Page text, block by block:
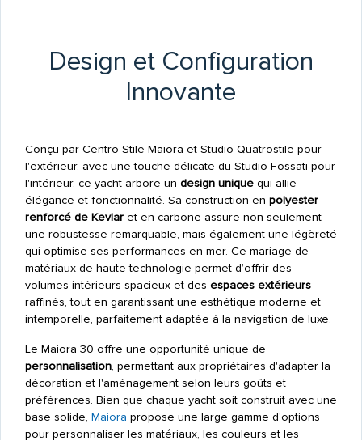
Design et Configuration
Innovante
Conçu par Centro Stile Maiora et Studio Quatrostile pour
l'extérieur, avec une touche délicate du Studio Fossati pour
l'intérieur, ce yacht arbore un design uniquequi allie
élégance et fonctionnalité. Sa construction en polyester
renforcé de Kevlaret en carbone assure non seulement
une robustesse remarquable, mais également une légèreté
qui optimise ses performances en mer. Ce mariage de
matériaux de haute technologie permet d’offrir des
volumes intérieurs spacieux et des espaces extérieurs
raffinés, tout en garantissant une esthétique moderne et
intemporelle, parfaitement adaptée à la navigation de luxe.
Le Maiora 30 offre une opportunité unique de
personnalisation, permettant aux propriétaires d'adapter la
décoration et l'aménagement selon leurs goûts et
préférences. Bien que chaque yacht soit construit avec une
base solide, Maiora propose une large gamme d'options
pour personnaliser les matériaux, les couleurs et les